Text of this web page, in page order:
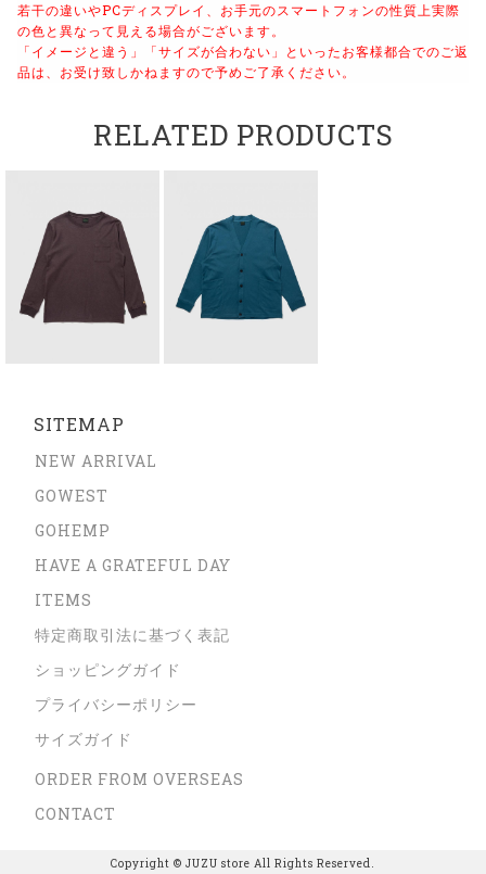
若干の違いやPCディスプレイ、お手元のスマートフォンの性質上実際
の色と異なって見える場合がございます。
「イメージと違う」「サイズが合わない」といったお客様都合でのご返
品は、お受け致しかねますので予めご了承ください。
RELATED PRODUCTS
SITEMAP
NEW ARRIVAL
GOWEST
GOHEMP
HAVE A GRATEFUL DAY
ITEMS
特定商取引法に基づく表記
ショッピングガイド
プライバシーポリシー
サイズガイド
ORDER FROM OVERSEAS
CONTACT
Copyright © JUZU store All Rights Reserved.